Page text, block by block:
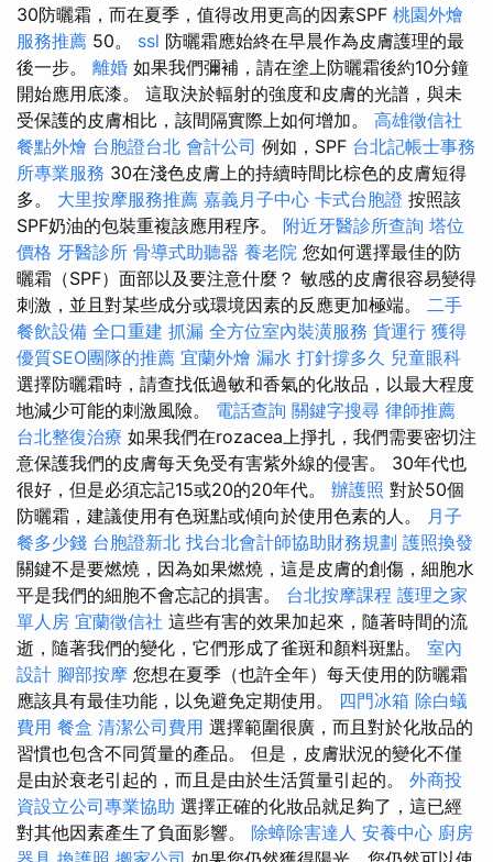
30防曬霜，而在夏季，值得改用更高的因素SPF 桃園外燴
服務推薦 50。 ssl 防曬霜應始終在早晨作為皮膚護理的最
後一步。 離婚 如果我們彌補，請在塗上防曬霜後約10分鐘
開始應用底漆。 這取決於輻射的強度和皮膚的光譜，與未
受保護的皮膚相比，該間隔實際上如何增加。 高雄徵信社
餐點外燴 台胞證台北 會計公司 例如，SPF 台北記帳士事務
所專業服務 30在淺色皮膚上的持續時間比棕色的皮膚短得
多。 大里按摩服務推薦 嘉義月子中心 卡式台胞證 按照該
SPF奶油的包裝重複該應用程序。 附近牙醫診所查詢 塔位
價格 牙醫診所 骨導式助聽器 養老院 您如何選擇最佳的防
曬霜（SPF）面部以及要注意什麼？ 敏感的皮膚很容易變得
刺激，並且對某些成分或環境因素的反應更加極端。 二手
餐飲設備 全口重建 抓漏 全方位室內裝潢服務 貨運行 獲得
優質SEO團隊的推薦 宜蘭外燴 漏水 打針撐多久 兒童眼科
選擇防曬霜時，請查找低過敏和香氣的化妝品，以最大程度
地減少可能的刺激風險。 電話查詢 關鍵字搜尋 律師推薦
台北整復治療 如果我們在rozacea上掙扎，我們需要密切注
意保護我們的皮膚每天免受有害紫外線的侵害。 30年代也
很好，但是必須忘記15或20的20年代。 辦護照 對於50個
防曬霜，建議使用有色斑點或傾向於使用色素的人。 月子
餐多少錢 台胞證新北 找台北會計師協助財務規劃 護照換發
關鍵不是要燃燒，因為如果燃燒，這是皮膚的創傷，細胞水
平是我們的細胞不會忘記的損害。 台北按摩課程 護理之家
單人房 宜蘭徵信社 這些有害的效果加起來，隨著時間的流
逝，隨著我們的變化，它們形成了雀斑和顏料斑點。 室內
設計 腳部按摩 您想在夏季（也許全年）每天使用的防曬霜
應該具有最佳功能，以免避免定期使用。 四門冰箱 除白蟻
費用 餐盒 清潔公司費用 選擇範圍很廣，而且對於化妝品的
習慣也包含不同質量的產品。 但是，皮膚狀況的變化不僅
是由於衰老引起的，而且是由於生活質量引起的。 外商投
資設立公司專業協助 選擇正確的化妝品就足夠了，這已經
對其他因素產生了負面影響。 除蟑除害達人 安養中心 廚房